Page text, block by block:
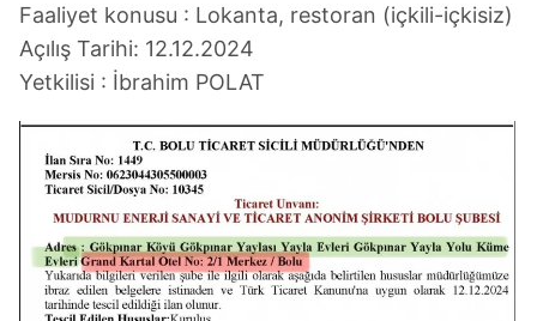
Faaliyet konusu : Lokanta, restoran (içkili-içkisiz)
Açılış Tarihi: 12.12.2024
Yetkilisi : İbrahim POLAT